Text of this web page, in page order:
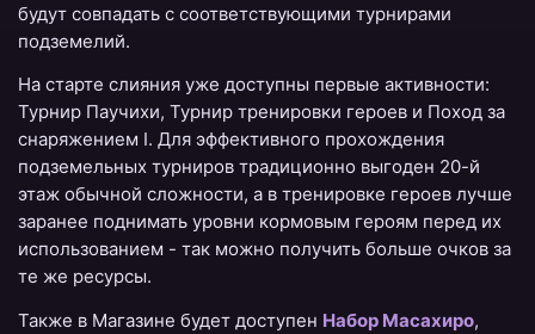
будут совпадать с соответствующими турнирами
подземелий.
На старте слияния уже доступны первые активности:
Турнир Паучихи, Турнир тренировки героев и Поход за
снаряжением I. Для эффективного прохождения
подземельных турниров традиционно выгоден 20-й
этаж обычной сложности, а в тренировке героев лучше
заранее поднимать уровни кормовым героям перед их
использованием - так можно получить больше очков за
те же ресурсы.
Также в Магазине будет доступен Набор Масахиро,